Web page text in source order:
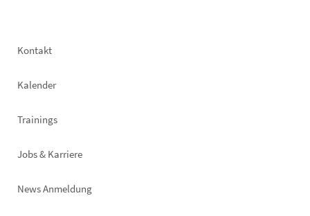
Footer
Kontakt
Kalender
Trainings
Jobs & Karriere
News Anmeldung